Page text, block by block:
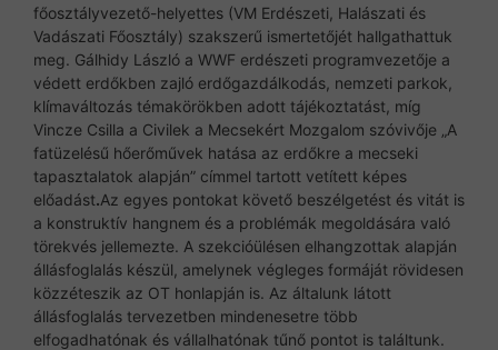
főosztályvezető-helyettes (VM Erdészeti, Halászati és
Vadászati Főosztály) szakszerű ismertetőjét hallgathattuk
meg. Gálhidy László a WWF erdészeti programvezetője a
védett erdőkben zajló erdőgazdálkodás, nemzeti parkok,
klímaváltozás témakörökben adott tájékoztatást, míg
Vincze Csilla a Civilek a Mecsekért Mozgalom szóvivője „A
fatüzelésű hőerőművek hatása az erdőkre a mecseki
tapasztalatok alapján” címmel tartott vetített képes
előadást.Az egyes pontokat követő beszélgetést és vitát is
a konstruktív hangnem és a problémák megoldására való
törekvés jellemezte. A szekcióülésen elhangzottak alapján
állásfoglalás készül, amelynek végleges formáját rövidesen
közzéteszik az OT honlapján is. Az általunk látott
állásfoglalás tervezetben mindenesetre több
elfogadhatónak és vállalhatónak tűnő pontot is találtunk.